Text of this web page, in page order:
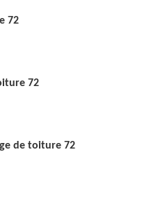
72
72
de toiture 72